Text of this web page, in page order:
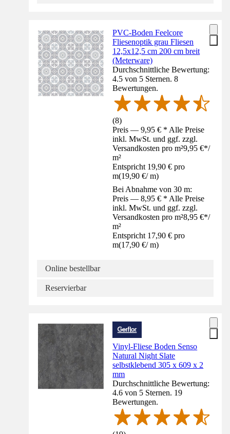
PVC-Boden Feelcore
Fliesenoptik grau Fliesen
12,5x12,5 cm 200 cm breit
(Meterware)
Durchschnittliche Bewertung:
4.5 von 5 Sternen. 8
Bewertungen.
(8)
Preis — 9,95 € * Alle Preise
inkl. MwSt. und ggf. zzgl.
Versandkosten pro m²9,95 €*/
m²
Entspricht 19,90 € pro
m(19,90 €/ m)
Bei Abnahme von 30 m:
Preis — 8,95 € * Alle Preise
inkl. MwSt. und ggf. zzgl.
Versandkosten pro m²8,95 €*/
m²
Entspricht 17,90 € pro
m(17,90 €/ m)
Online bestellbar
Reservierbar
Vinyl-Fliese Boden Senso
Natural Night Slate
selbstklebend 305 x 609 x 2
mm
Durchschnittliche Bewertung:
4.6 von 5 Sternen. 19
Bewertungen.